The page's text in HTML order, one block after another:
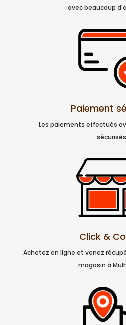
avec beaucoup
Paiement
Les paiements effectués
Click &
Achetez en ligne et venez
magasin à